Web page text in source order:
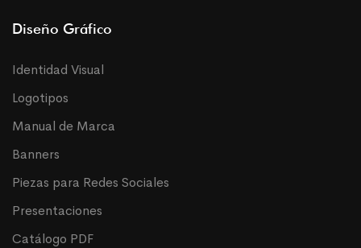
Diseño Gráfico
Identidad Visual
Logotipos
Manual de Marca
Banners
Piezas para Redes Sociales
Presentaciones
Catálogo PDF